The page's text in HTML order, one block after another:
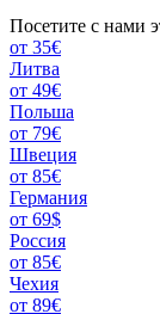
Посетите с нами
от 35€
Литва
от 49€
Польша
от 79€
Швеция
от 85€
Германия
от 69$
Россия
от 85€
Чехия
от 89€